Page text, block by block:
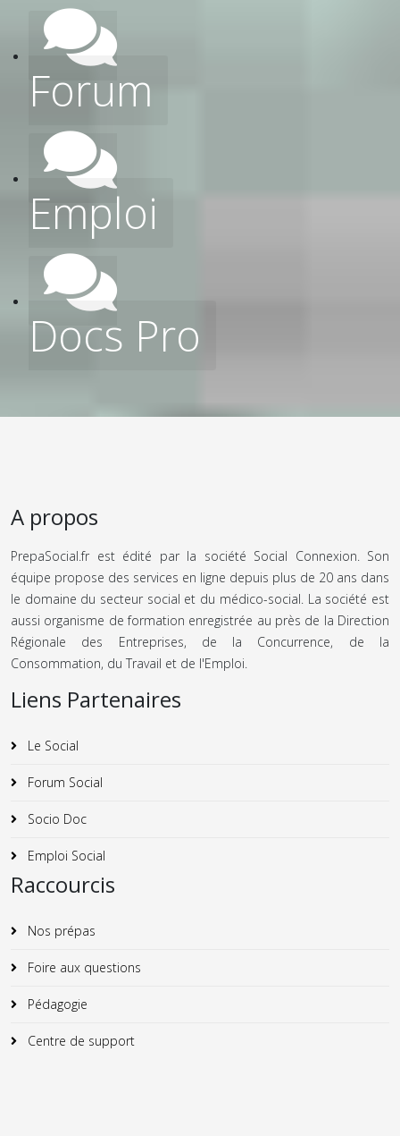
Forum
Emploi
Docs Pro
A propos
PrepaSocial.fr est édité par la société Social Connexion. Son
équipe propose des services en ligne depuis plus de 20 ans dans
le domaine du secteur social et du médico-social. La société est
aussi organisme de formation enregistrée au près de la Direction
Régionale des Entreprises, de la Concurrence, de la
Consommation, du Travail et de l'Emploi.
Liens Partenaires
Le Social
Forum Social
Socio Doc
Emploi Social
Raccourcis
Nos prépas
Foire aux questions
Pédagogie
Centre de support